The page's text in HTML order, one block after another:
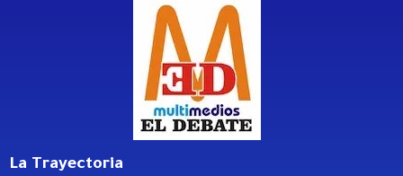
La Trayectoria